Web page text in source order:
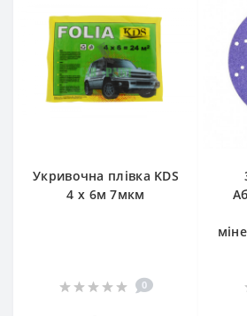
Укривочна плівка KDS
4 х 6м 7мкм
0